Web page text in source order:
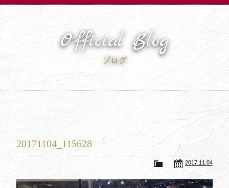
会社概要
Official Blog
ブログ
20171104_115628
2017.11.04